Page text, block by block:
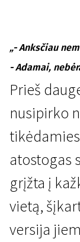
„- Anksčiau
- Adamai,
Prieš
nusipirko
atostogas
grįžta į
vietą,
versija